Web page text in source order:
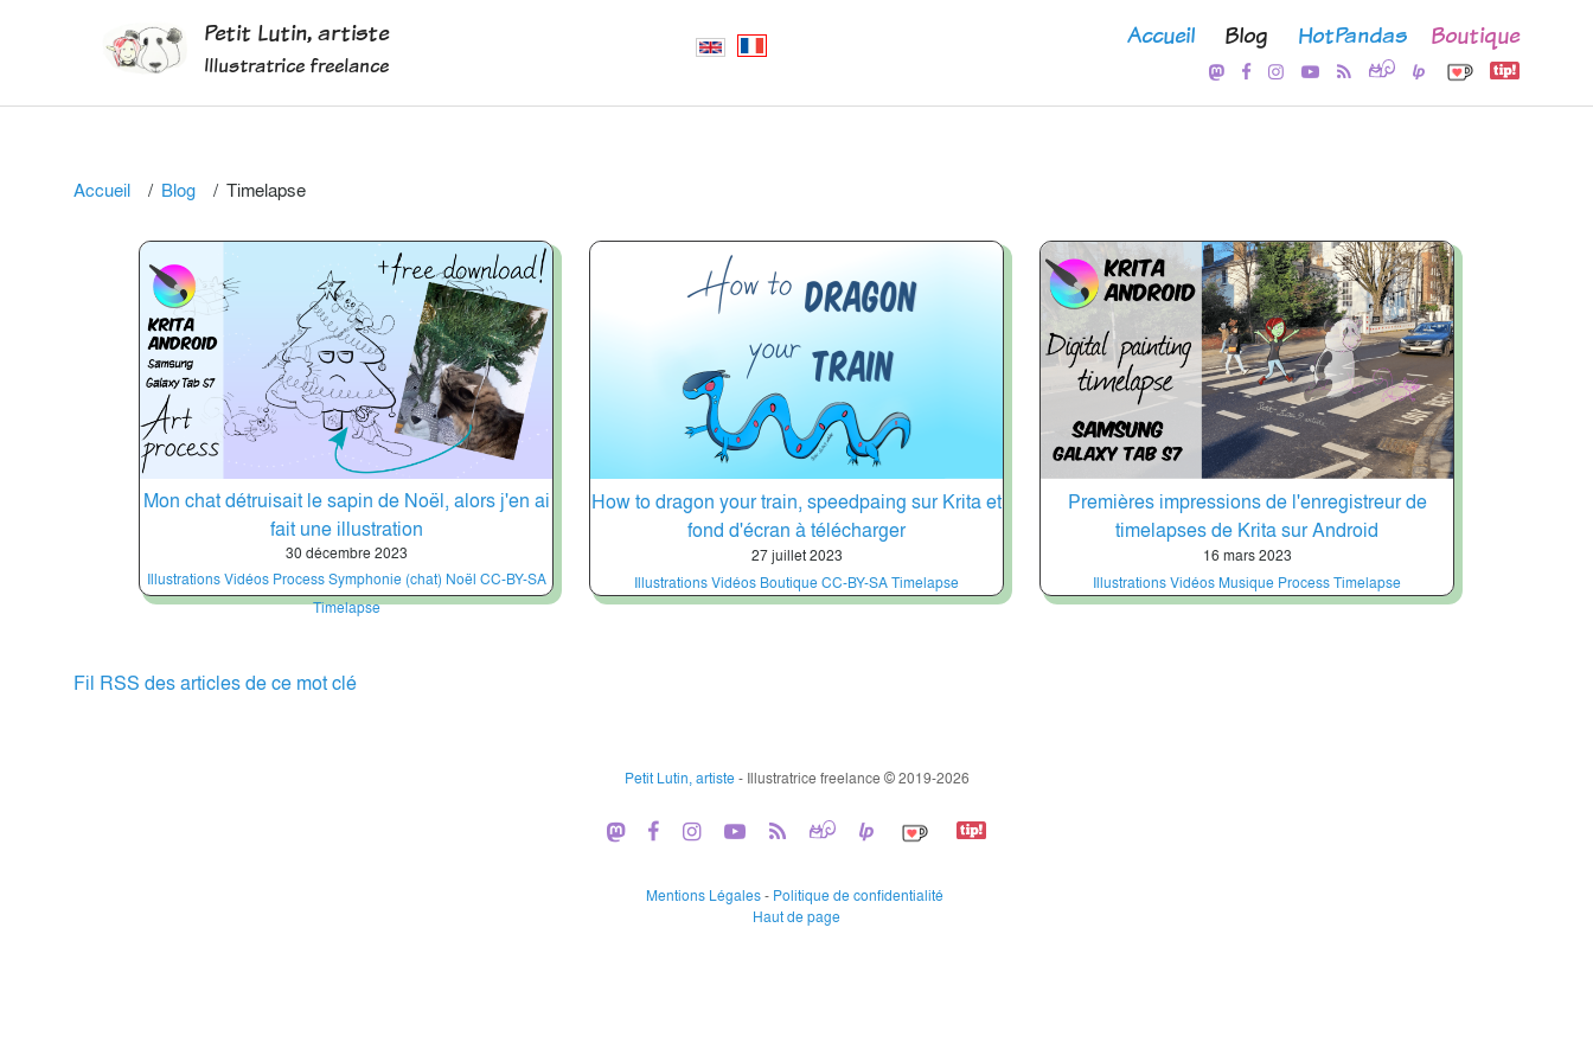
Petit Lutin, artiste
Illustratrice freelance
Accueil Blog HotPandas Boutique
Accueil Blog Timelapse
Mon chat détruisait le sapin de Noël, alors j'en ai
fait une illustration
30 décembre 2023
Illustrations Vidéos Process Symphonie (chat) Noël CC-BY-SA
Timelapse
How to dragon your train, speedpaing sur Krita et
fond d'écran à télécharger
27 juillet 2023
IllustrationsVidéos BoutiqueCC-BY-SATimelapse
Premières impressions de l'enregistreur de
timelapses de Krita sur Android
16 mars 2023
IllustrationsVidéos Musique ProcessTimelapse
Fil RSS des articles de ce mot clé
Petit Lutin, artiste- Illustratrice freelance © 2019-2026
Mentions Légales- Politique de confidentialité
Haut de page